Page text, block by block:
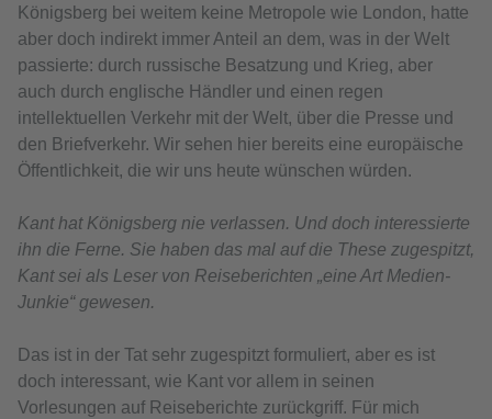
Königsberg bei weitem keine Metropole wie London, hatte
aber doch indirekt immer Anteil an dem, was in der Welt
passierte: durch russische Besatzung und Krieg, aber
auch durch englische Händler und einen regen
intellektuellen Verkehr mit der Welt, über die Presse und
den Briefverkehr. Wir sehen hier bereits eine europäische
Öffentlichkeit, die wir uns heute wünschen würden.
Kant hat Königsberg nie verlassen. Und doch interessierte
ihn die Ferne. Sie haben das mal auf die These zugespitzt,
Kant sei als Leser von Reiseberichten „eine Art Medien-
Junkie“ gewesen.
Das ist in der Tat sehr zugespitzt formuliert, aber es ist
doch interessant, wie Kant vor allem in seinen
Vorlesungen auf Reiseberichte zurückgriff. Für mich